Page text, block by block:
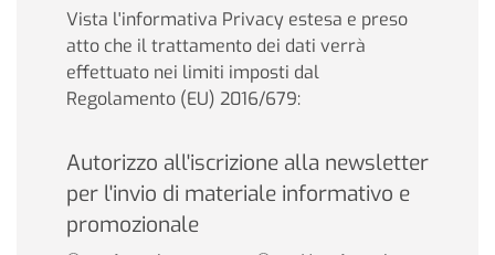
Vista l'informativa Privacy estesa e preso
atto che il trattamento dei dati verrà
effettuato nei limiti imposti dal
Regolamento (EU) 2016/679:
Autorizzo all'iscrizione alla newsletter
per l'invio di materiale informativo e
promozionale